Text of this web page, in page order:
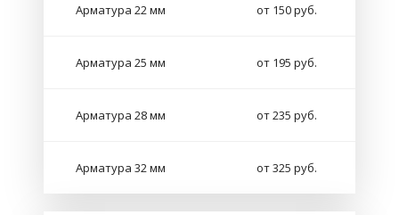
Арматура 22 мм от 150 руб.
Арматура 25 мм от 195 руб.
Арматура 28 мм от 235 руб.
Арматура 32 мм от 325 руб.